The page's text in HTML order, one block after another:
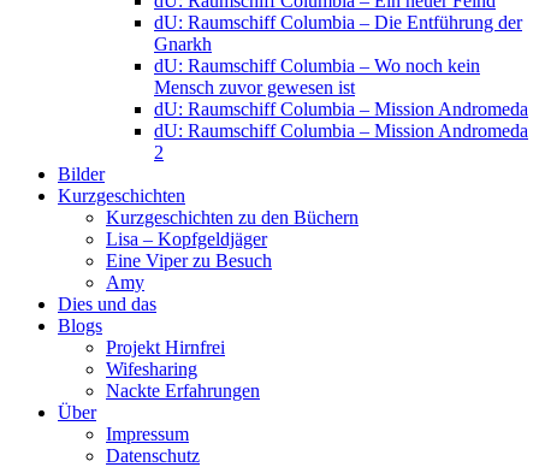
dU: Raumschiff Columbia – Die Entführung der
Gnarkh
dU: Raumschiff Columbia – Wo noch kein
Mensch zuvor gewesen ist
dU: Raumschiff Columbia – Mission Andromeda
dU: Raumschiff Columbia – Mission Andromeda
2
Bilder
Kurzgeschichten
Kurzgeschichten zu den Büchern
Lisa – Kopfgeldjäger
Eine Viper zu Besuch
Amy
Dies und das
Blogs
Projekt Hirnfrei
Wifesharing
Nackte Erfahrungen
Über
Impressum
Datenschutz